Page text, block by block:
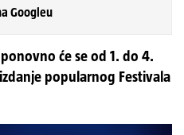
Googleu
će se od 1. do 4.
popularnog Festivala